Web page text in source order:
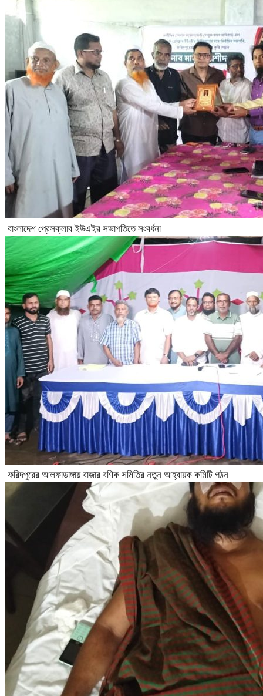
বাংলাদেশ প্রেসক্লাব ইউএইর সভাপতিতে সংবর্ধনা
ফরিদপুরের আলফাডাঙ্গায় বাজার বণিক সমিতির নতুন আহ্বায়ক কমিটি গঠন